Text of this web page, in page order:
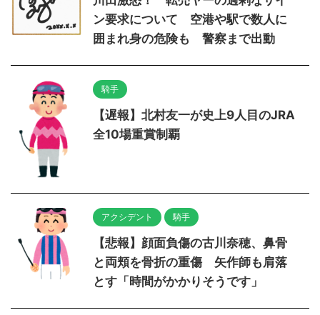
ン要求について 空港や駅で数人に
囲まれ身の危険も 警察まで出動
騎手
【遅報】北村友一が史上9人目のJRA
全10場重賞制覇
アクシデント 騎手
【悲報】顔面負傷の古川奈穂、鼻骨
と両頬を骨折の重傷 矢作師も肩落
とす「時間がかかりそうです」